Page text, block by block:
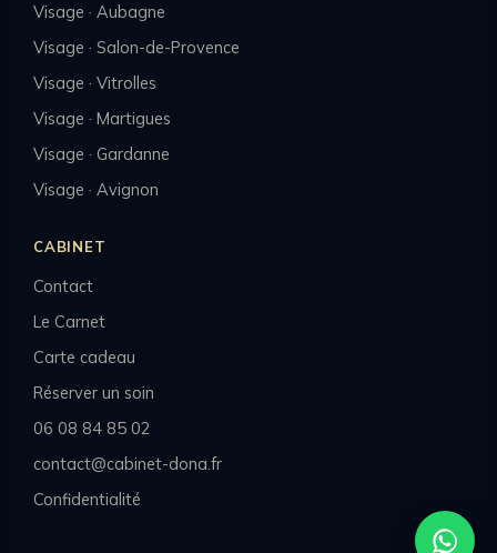
Visage · Aubagne
Visage · Salon-de-Provence
Visage · Vitrolles
Visage · Martigues
Visage · Gardanne
Visage · Avignon
CABINET
Contact
Le Carnet
Carte cadeau
Réserver un soin
06 08 84 85 02
contact@cabinet-dona.fr
Confidentialité